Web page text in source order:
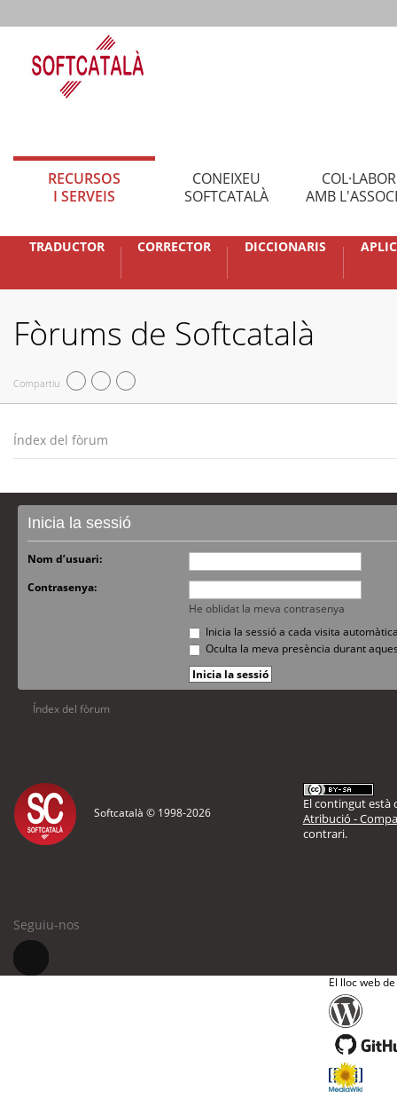
RECURSOS
I SERVEIS
CONEIXEU
SOFTCATALÀ
AMB
TRADUCTOR CORRECTOR DICCIONARIS
Fòrums de Softcatalà
Compartiu
Índex del fòrum
Inicia la sessió
Nom d’usuari:
Contrasenya:
He oblidat la meva contrasenya
Inicia la sessió a cada visita
Oculta la meva presència durant
Índex del fòrum
Softcatalà © 1998-2026
El contingut està
Atribució -
contrari.
Seguiu-nos
El lloc web